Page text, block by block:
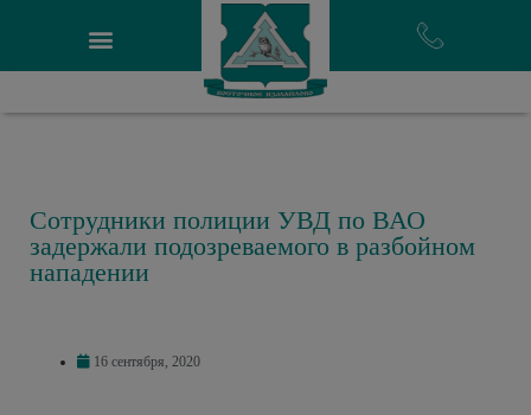
Сотрудники полиции УВД по ВАО
задержали подозреваемого в разбойном
нападении
16 сентября, 2020